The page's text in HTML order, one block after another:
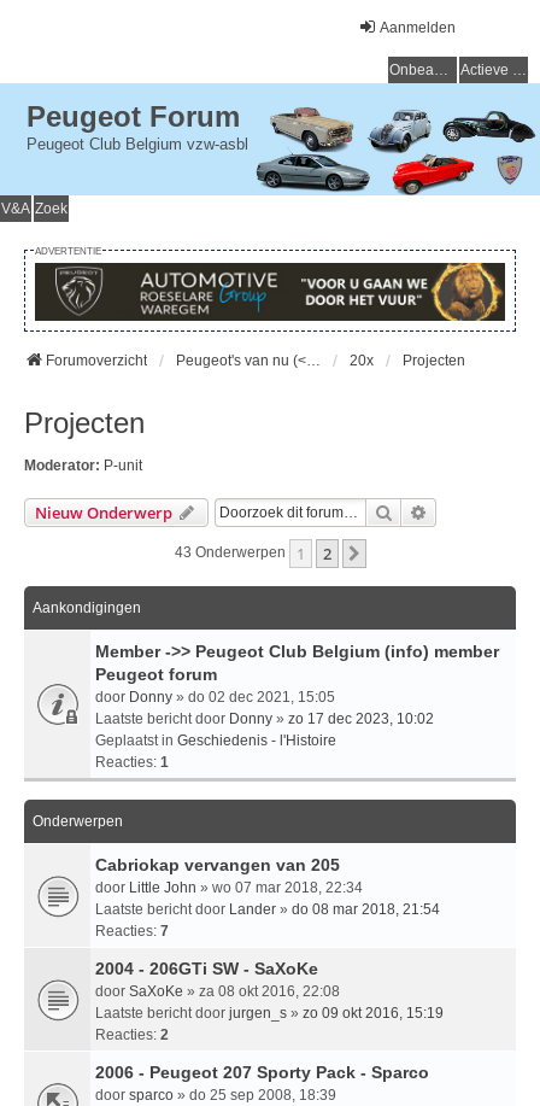
Aanmelden
Onbeantwoorde onderwerpen Actieve onderwerpen
Peugeot Forum
Peugeot Club Belgium vzw-asbl
V&A Zoek
ADVERTENTIE
Forumoverzicht Peugeot's van nu (< 15 jaar) - Peugeot d'aujourd'hui (< 15 ans) 20x Projecten
Projecten
Moderator: P-unit
Nieuw Onderwerp Zoek
43 Onderwerpen 1 2
Aankondigingen
Member ->> Peugeot Club Belgium (info) member
Peugeot forum
door Donny » do 02 dec 2021, 15:05
Laatste bericht door Donny » zo 17 dec 2023, 10:02
Geplaatst in Geschiedenis - l'Histoire
Reacties: 1
Onderwerpen
Cabriokap vervangen van 205
door Little John » wo 07 mar 2018, 22:34
Laatste bericht door Lander » do 08 mar 2018, 21:54
Reacties: 7
2004 - 206GTi SW - SaXoKe
door SaXoKe » za 08 okt 2016, 22:08
Laatste bericht door jurgen_s » zo 09 okt 2016, 15:19
Reacties: 2
2006 - Peugeot 207 Sporty Pack - Sparco
door sparco » do 25 sep 2008, 18:39